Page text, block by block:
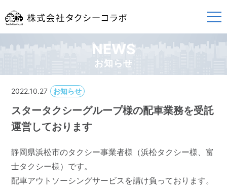
NEWS
お知らせ
2022.10.27 お知らせ
スタータクシーグループ様の配車業務を受託
運営しております
静岡県浜松市のタクシー事業者様（浜松タクシー様、富
士タクシー様）です。
配車アウトソーシングサービスを請け負っております。